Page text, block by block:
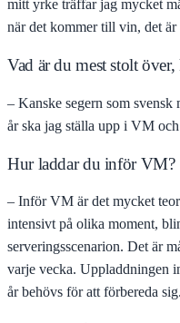
mitt yrke träffar jag mycket
när det kommer till vin, det är
Vad är du mest stolt över,
– Kanske segern som svensk
år ska jag ställa upp i VM
Hur laddar du inför VM?
– Inför VM är det mycket
intensivt på olika moment,
serveringsscenarion. Det är
varje vecka. Uppladdningen
år behövs för att förbereda sig.